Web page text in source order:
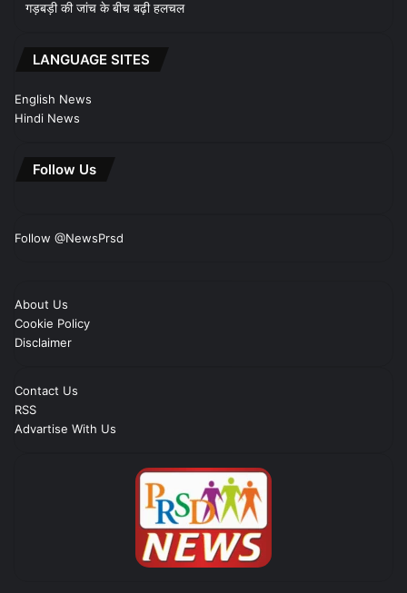
गड़बड़ी की जांच के बीच बढ़ी हलचल
LANGUAGE SITES
English News
Hindi News
Follow Us
Follow @NewsPrsd
About Us
Cookie Policy
Disclaimer
Contact Us
RSS
Advartise With Us